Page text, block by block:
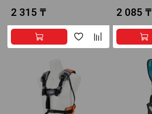
2 315 ₸ 2 085 ₸